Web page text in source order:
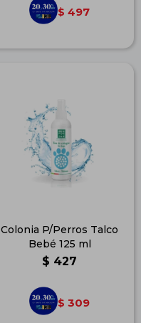
$ 497
Colonia P/Perros Talco
Bebé 125 ml
$ 427
$ 309